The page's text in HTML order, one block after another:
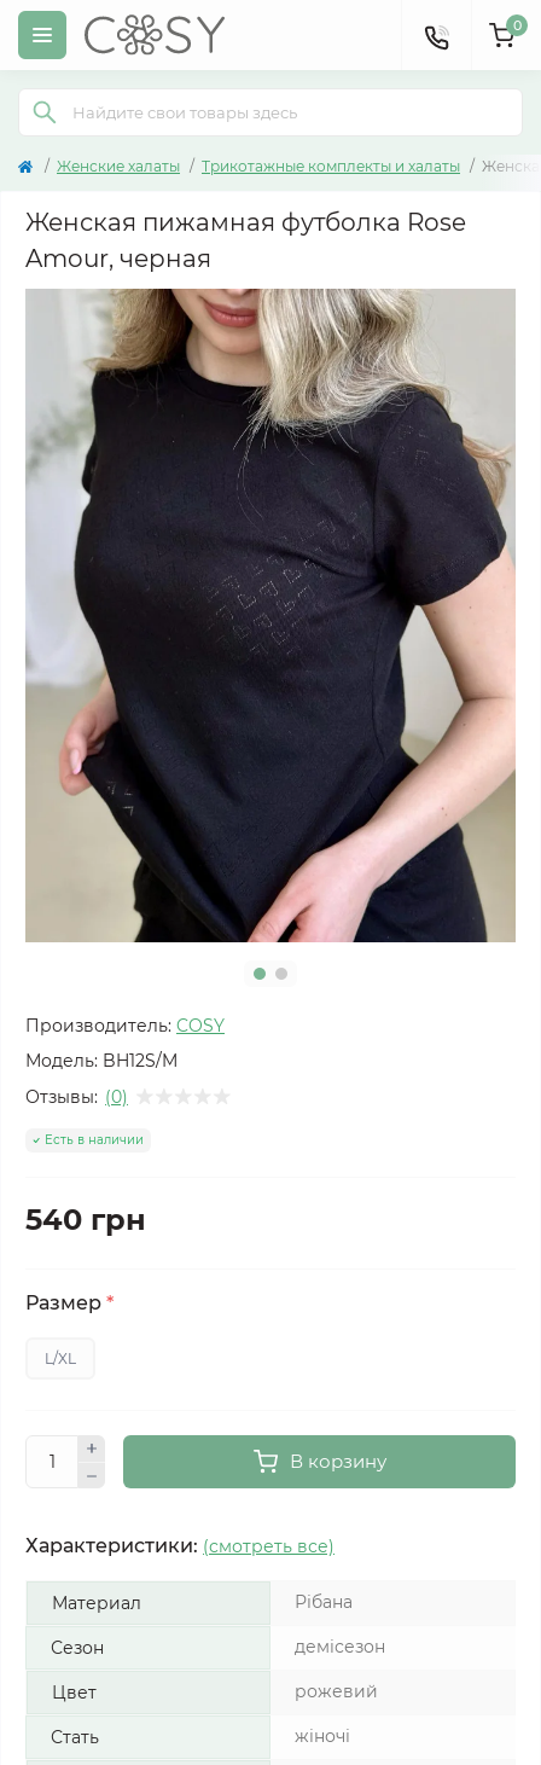
0
Женские халаты Трикотажные комплекты и халаты
Женская пижамная футболка Rose
Amour, черная
Производитель: COSY
Модель: BH12S/M
Отзывы: (0)
Есть в наличии
540 грн
Размер *
L/XL
В корзину
Характеристики: (смотреть все)
Материал Рібана
Сезон демісезон
Цвет рожевий
Стать жіночі